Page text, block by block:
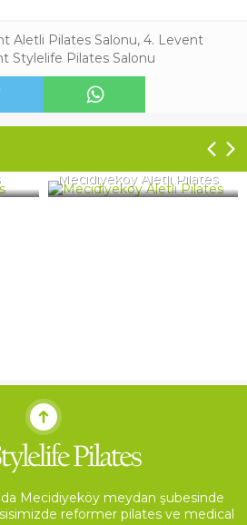
Aletli Pilates Salonu, 4. Levent
Stylelife Pilates Salonu
Mecidiyeköy Aletli Pilates
Mecidiyeköy meydan şubesinde
reformer pilates ve medical